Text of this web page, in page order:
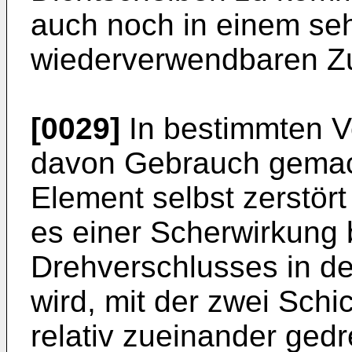
auch noch in einem
wiederverwendbaren
[0029] In bestimmten
davon Gebrauch
Element selbst
es einer Scherwirkung
Drehverschlusses in
wird, mit der zwei
relativ zueinander